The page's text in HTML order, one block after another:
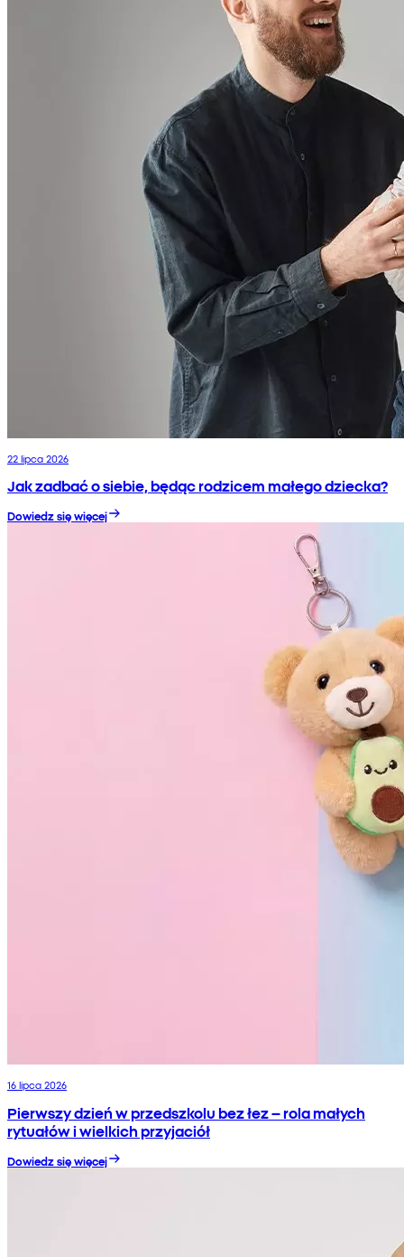
22 lipca 2026
Jak zadbać o siebie, będąc rodzicem małego dziecka?
Dowiedz się więcej
16 lipca 2026
Pierwszy dzień w przedszkolu bez łez – rola małych
rytuałów i wielkich przyjaciół
Dowiedz się więcej